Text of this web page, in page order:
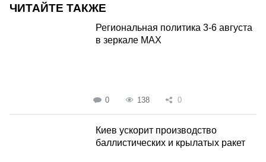
ЧИТАЙТЕ ТАКЖЕ
Региональная политика 3-6 августа
в зеркале MAX
0 138 0
Киев ускорит производство
баллистических и крылатых ракет